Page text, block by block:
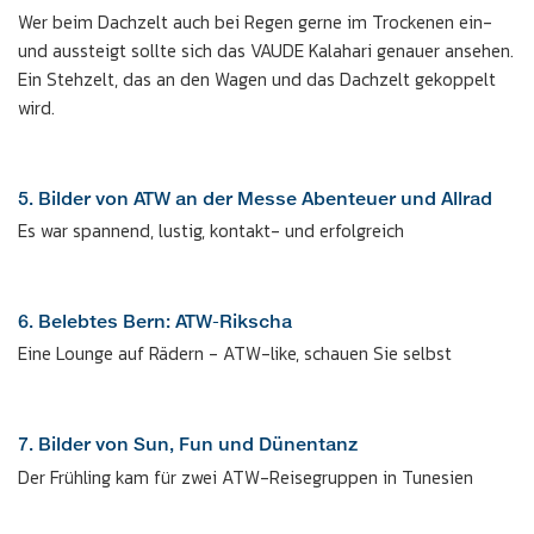
Wer beim Dachzelt auch bei Regen gerne im Trockenen ein-
und aussteigt sollte sich das VAUDE Kalahari genauer ansehen.
Ein Stehzelt, das an den Wagen und das Dachzelt gekoppelt
wird.
5. Bilder von ATW an der Messe Abenteuer und Allrad
Es war spannend, lustig, kontakt- und erfolgreich
6. Belebtes Bern: ATW-Rikscha
Eine Lounge auf Rädern - ATW-like, schauen Sie selbst
7. Bilder von Sun, Fun und Dünentanz
Der Frühling kam für zwei ATW-Reisegruppen in Tunesien